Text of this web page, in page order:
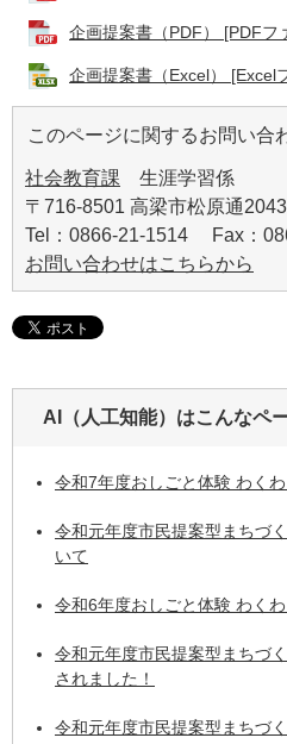
企画提案書（PDF） [PDFフ
企画提案書（Excel） [Excel
このページに関するお問い合
社会教育課 生涯学習係
〒716-8501 高梁市松原通
Tel：0866-21-1514 Fax：
お問い合わせはこちらから
AI（人工知能）はこんなペ
令和7年度おしごと体験 わく
令和元年度市民提案型まちづ
いて
令和6年度おしごと体験 わく
令和元年度市民提案型まちづ
されました！
令和元年度市民提案型まちづ